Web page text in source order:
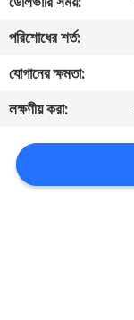
নিয়ন্ত্রণ
যোগাযোগ
করুন
উদ্ধৃতির
জন্য
পরিশোধের শর্ত:
যোগানের ক্ষমতা:
লক্ষণীয় করা: